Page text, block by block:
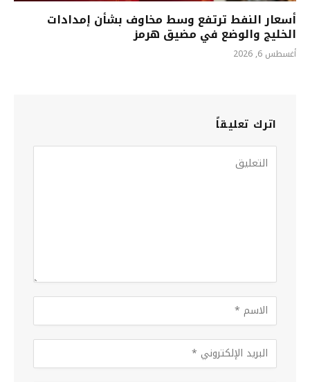
أسعار النفط ترتفع وسط مخاوف بشأن إمدادات
الخليج والوضع في مضيق هرمز
أغسطس 6, 2026
اترك تعليقاً